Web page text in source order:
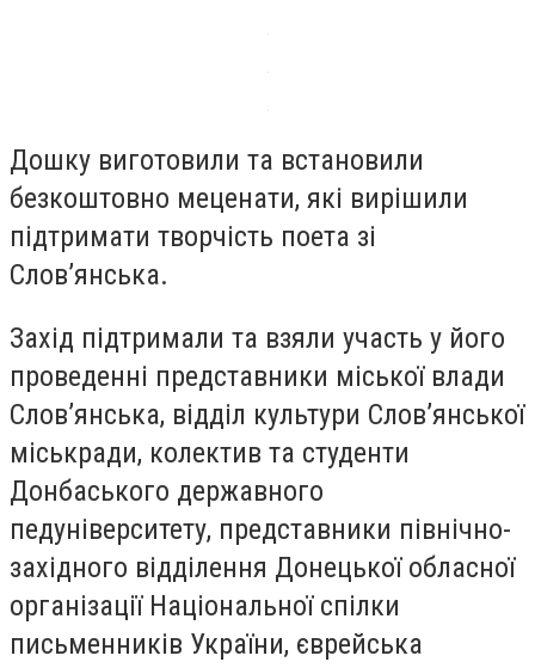
Дошку виготовили та встановили
безкоштовно меценати, які вирішили
підтримати творчість поета зі
Слов’янська.
Захід підтримали та взяли участь у його
проведенні представники міської влади
Слов’янська, відділ культури Слов’янської
міськради, колектив та студенти
Донбаського державного
педуніверситету, представники північно-
західного відділення Донецької обласної
організації Національної спілки
письменників України, єврейська